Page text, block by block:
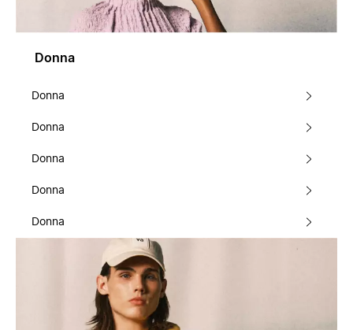
Donna
Donna
Donna
Donna
Donna
Donna